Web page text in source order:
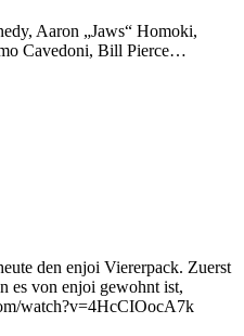
Aaron „Jaws“ Homoki,
Cavedoni, Bill Pierce…
den enjoi Viererpack. Zuerst
es von enjoi gewohnt ist,
watch?v=4HcCIOocA7k